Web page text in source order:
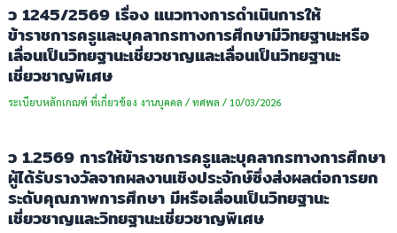
ว 1245/2569 เรื่อง แนวทางการดำเนินการให้
ข้าราชการครูและบุคลากรทางการศึกษามีวิทยฐานะหรือ
เลื่อนเป็นวิทยฐานะเชี่ยวชาญและเลื่อนเป็นวิทยฐานะ
เชี่ยวชาญพิเศษ
ระเบียบหลักเกณฑ์ ที่เกี่ยวข้อง งานบุคคล / ทศพล / 10/03/2026
ว 1.2569 การให้ข้าราชการครูและบุคลากรทางการศึกษา
ผู้ได้รับรางวัลจากผลงานเชิงประจักษ์ซึ่งส่งผลต่อการยก
ระดับคุณภาพการศึกษา มีหรือเลื่อนเป็นวิทยฐานะ
เชี่ยวชาญและวิทยฐานะเชี่ยวชาญพิเศษ